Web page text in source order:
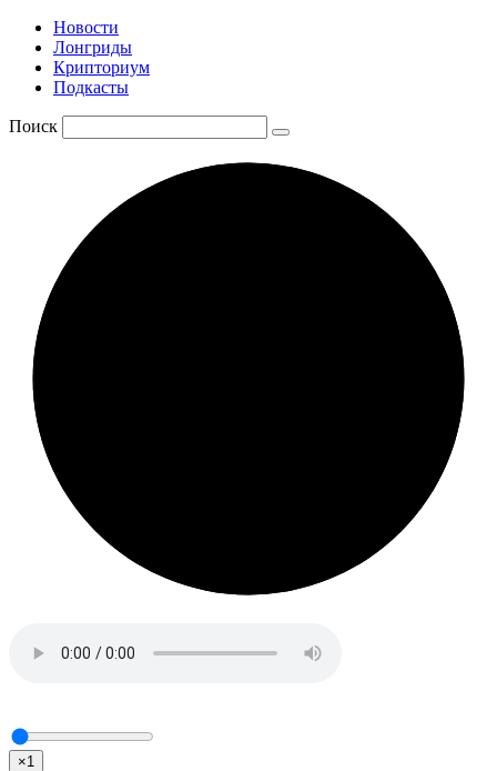
Новости
Лонгриды
Крипториум
Подкасты
Поиск
×1